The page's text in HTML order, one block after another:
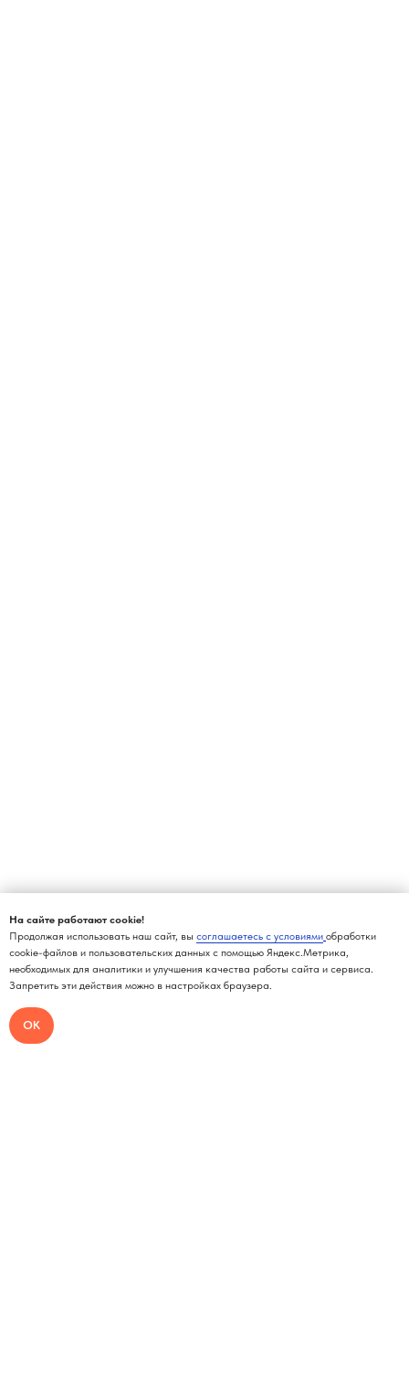
На сайте работают cookie!
Продолжая использовать наш сайт, вы соглашаетесь с условиями обработки
cookie-файлов и пользовательских данных с помощью Яндекс.Метрика,
необходимых для аналитики и улучшения качества работы сайта и сервиса.
Запретить эти действия можно в настройках браузера.
ОК